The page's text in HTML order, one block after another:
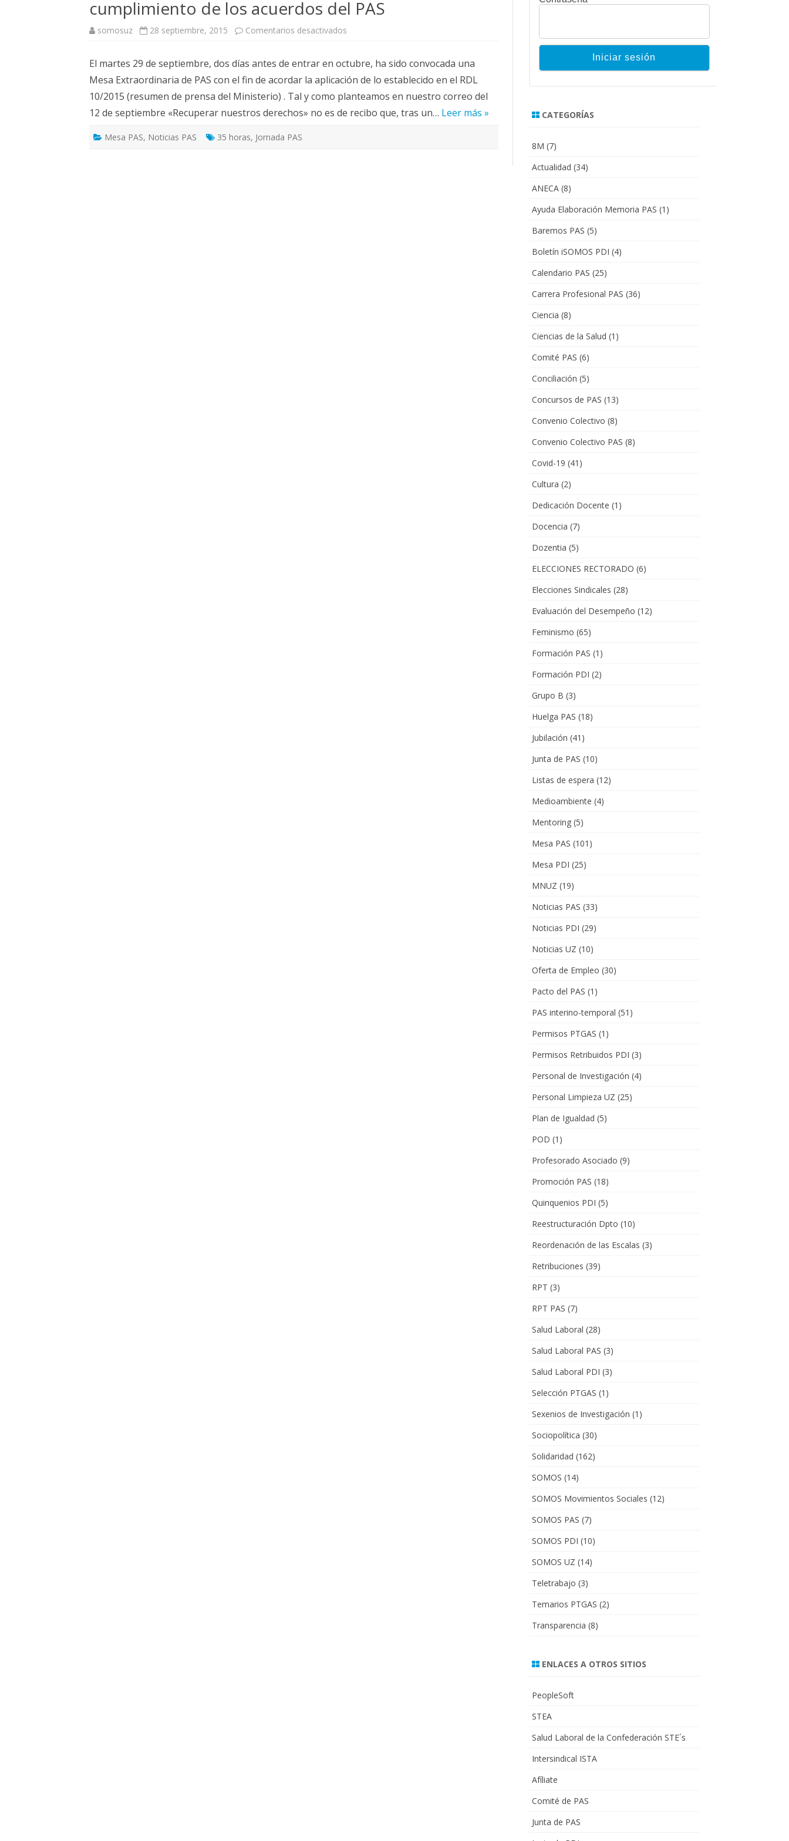
FEMINISMO E IGUALDAD ACTUALIDAD
MUJERES DE LA INTERSINDICAL
CALENDARIO
cumplimiento de los acuerdos del PAS
somosuz 28 septiembre, 2015 Comentarios desactivados
de
las
35
horas
y
el
cumplimiento
de
El martes 29 de septiembre, dos días antes de entrar en octubre, ha sido convocada una
Mesa Extraordinaria de PAS con el fin de acordar la aplicación de lo establecido en el RDL
10/2015 (resumen de prensa del Ministerio) . Tal y como planteamos en nuestro correo del
12 de septiembre «Recuperar nuestros derechos» no es de recibo que, tras un… Leer más »
Mesa PAS, Noticias PAS 35 horas, Jornada PAS
CATEGORÍAS
8M (7)
Actualidad (34)
ANECA(8)
Ayuda Elaboración Memoria PAS (1)
Baremos PAS (5)
Boletín iSOMOS PDI (4)
Calendario PAS (25)
Carrera Profesional PAS (36)
Ciencia (8)
Ciencias de la Salud (1)
Comité PAS (6)
Conciliación (5)
Concursos de PAS (13)
Convenio Colectivo (8)
Convenio Colectivo PAS (8)
Covid-19 (41)
Cultura (2)
Dedicación Docente (1)
Docencia (7)
Dozentia (5)
ELECCIONES RECTORADO (6)
Elecciones Sindicales (28)
Evaluación del Desempeño (12)
Feminismo (65)
Formación PAS (1)
Formación PDI (2)
Grupo B (3)
Huelga PAS (18)
Jubilación (41)
Junta de PAS (10)
Listas de espera (12)
Medioambiente (4)
Mentoring(5)
Mesa PAS (101)
Mesa PDI (25)
MNUZ (19)
Noticias PAS (33)
Noticias PDI (29)
Noticias UZ (10)
Oferta de Empleo (30)
Pacto del PAS (1)
PAS interino-temporal (51)
Permisos PTGAS (1)
Permisos Retribuidos PDI (3)
Personal de Investigación (4)
Personal Limpieza UZ (25)
Plan de Igualdad (5)
POD (1)
Profesorado Asociado (9)
Promoción PAS (18)
Quinquenios PDI (5)
Reestructuración Dpto (10)
Reordenación de las Escalas (3)
Retribuciones (39)
RPT (3)
RPT PAS (7)
Salud Laboral (28)
Salud Laboral PAS (3)
Salud Laboral PDI (3)
Selección PTGAS (1)
Sexenios de Investigación (1)
Sociopolítica (30)
Solidaridad (162)
SOMOS (14)
SOMOS Movimientos Sociales (12)
SOMOS PAS (7)
SOMOS PDI (10)
SOMOS UZ (14)
Teletrabajo (3)
Temarios PTGAS (2)
Transparencia (8)
ENLACES A OTROS SITIOS
PeopleSoft
STEA
Salud Laboral de la Confederación STE´s
Intersindical ISTA
Afíliate
Comité de PAS
Junta de PAS